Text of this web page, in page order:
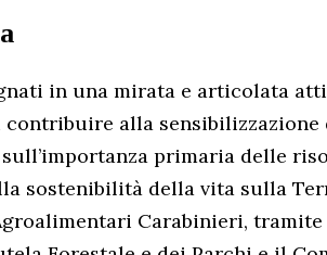
in una mirata e articolata
contribuire alla sensibilizzazione
primaria delle
sostenibilità della vita sulla
Carabinieri, tramite